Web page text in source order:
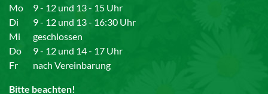
Mo
9 - 12 und 13 - 15 Uhr
Di
9 - 12 und 13 - 16:30 Uhr
Mi
geschlossen
Do
9 - 12 und 14 - 17 Uhr
Fr
nach Vereinbarung
Bitte beachten!